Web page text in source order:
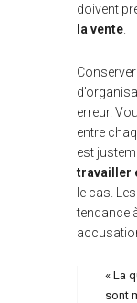
doivent
la vente
erreur.
entre
est
travailler
le cas.
tendance
« La
sont